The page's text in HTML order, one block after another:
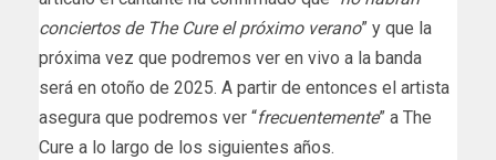
conciertos de The Cure el próximo verano” y que la
próxima vez que podremos ver en vivo a la banda
será en otoño de 2025. A partir de entonces el artista
asegura que podremos ver “frecuentemente” a The
Cure a lo largo de los siguientes años.